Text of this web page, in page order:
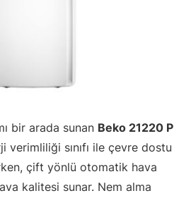
bir arada sunan Beko 21220 P
verimliliği sınıfı ile çevre dostu
çift yönlü otomatik hava
kalitesi sunar. Nem alma